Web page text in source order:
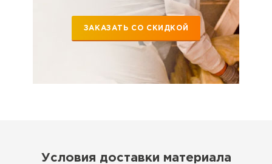
ЗАКАЗАТЬ СО СКИДКОЙ
Условия доставки материала
Утеплитель Неман
ПЕРЕЙТИ
Сэндвич-панели